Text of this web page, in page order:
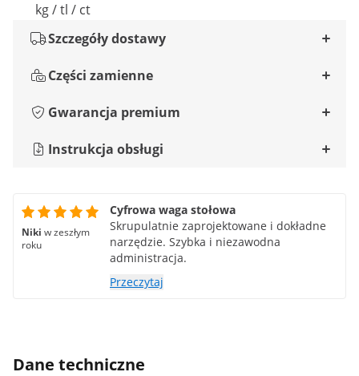
kg / tl / ct
Szczegóły dostawy
Części zamienne
Gwarancja premium
Instrukcja obsługi
Niki w zeszłym
roku
Cyfrowa waga stołowa
Skrupulatnie zaprojektowane i dokładne
narzędzie. Szybka i niezawodna
administracja.
Przeczytaj
Dane techniczne